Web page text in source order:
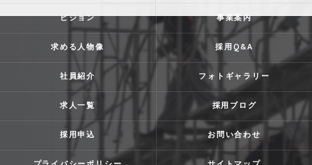
ビジョン 事業案内
求める人物像 採用Q&A
社員紹介 フォトギャラリー
求人一覧 採用ブログ
採用申込 お問い合わせ